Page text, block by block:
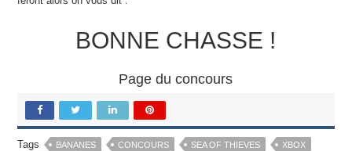
BONNE CHASSE !
Page du concours
Tags BANANES CONCOURS SEA OF THIEVES
XBOX